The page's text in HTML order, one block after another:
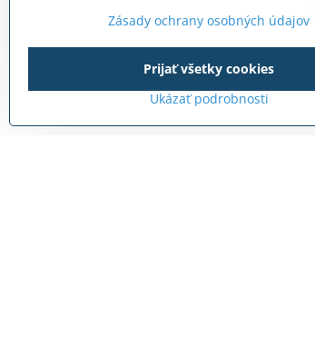
Zásady ochrany osobných údajov
Ukázať podrobnosti
Prijať všetky cookies